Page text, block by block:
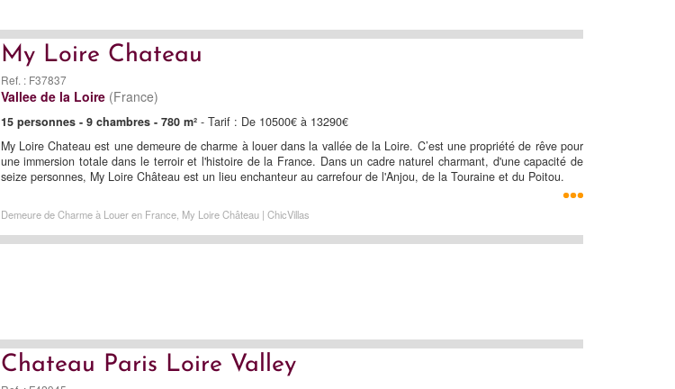
My Loire Chateau
Ref. : F37837
Vallee de la Loire (France)
15 personnes - 9 chambres - 780 m²- Tarif : De 10500€ à 13290€
My Loire Chateau est une demeure de charme à louer dans la vallée de la Loire. C’est une propriété de rêve pour
une immersion totale dans le terroir et l'histoire de la France. Dans un cadre naturel charmant, d'une capacité de
seize personnes, My Loire Château est un lieu enchanteur au carrefour de l'Anjou, de la Touraine et du Poitou.
Demeure de Charme à Louer en France, My Loire Château | ChicVillas
Chateau Paris Loire Valley